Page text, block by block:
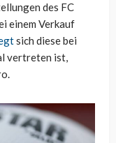
des FC
einem Verkauf
sich diese bei
vertreten ist,